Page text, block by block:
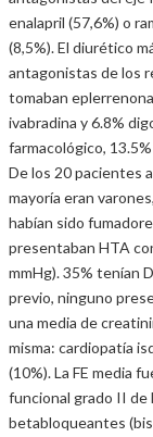
enalapril (57,6%) o
(8,5%). El diurético
antagonistas de los
tomaban
ivabradina y 6.8%
farmacológico,
De los 20 pacientes
mayoría eran
habían sido
presentaban HTA
mmHg). 35% tenían
previo, ninguno
una media de
misma: cardiopatía
(10%). La FE media
funcional grado II de
betabloqueantes